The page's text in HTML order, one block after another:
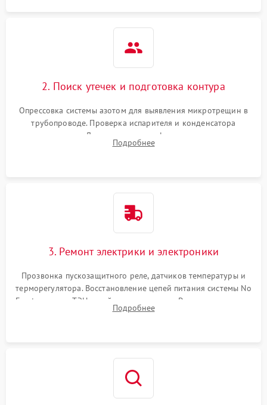
1800 ₽
2. Поиск утечек и подготовка контура
Опрессовка системы азотом для выявления микротрещин в
трубопроводе. Проверка испарителя и конденсатора
течеискателем. Демонтаж старого фильтра-осушителя и
продувка капиллярной трубки для устранения засоров.
Подробнее
3. Ремонт электрики и электроники
Прозвонка пускозащитного реле, датчиков температуры и
терморегулятора. Восстановление цепей питания системы No
Frost, включая ТЭН оттайки и вентилятор. Ремонт или замена
платы управления при сбоях алгоритмов.
Подробнее